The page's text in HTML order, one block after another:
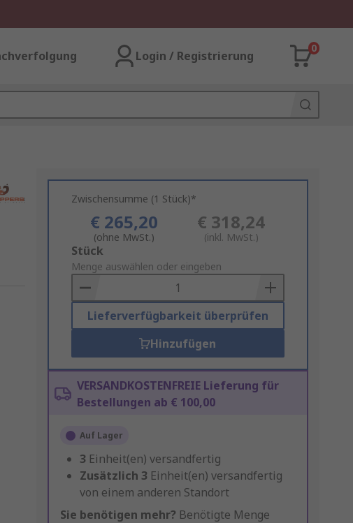
Login / Registrierung
0
Zwischensumme (1 Stück)*
€ 265,20
(ohne MwSt.)
€ 318,24
(inkl. MwSt.)
Add
to
Basket
Stück
Menge auswählen oder eingeben
Lieferverfügbarkeit überprüfen
Hinzufügen
VERSANDKOSTENFREIE Lieferung für
Bestellungen ab € 100,00
Auf Lager
3 Einheit(en) versandfertig
Zusätzlich 3 Einheit(en) versandfertig
von einem anderen Standort
Sie benötigen mehr? Benötigte Menge